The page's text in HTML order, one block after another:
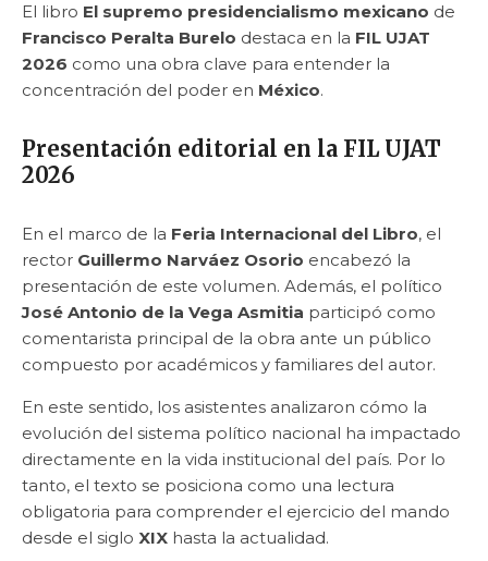
El libro El supremo presidencialismo mexicano de
Francisco Peralta Burelo destaca en la FIL UJAT
2026 como una obra clave para entender la
concentración del poder en México.
Presentación editorial en la FIL UJAT
2026
En el marco de la Feria Internacional del Libro, el
rector Guillermo Narváez Osorio encabezó la
presentación de este volumen. Además, el político
José Antonio de la Vega Asmitia participó como
comentarista principal de la obra ante un público
compuesto por académicos y familiares del autor.
En este sentido, los asistentes analizaron cómo la
evolución del sistema político nacional ha impactado
directamente en la vida institucional del país. Por lo
tanto, el texto se posiciona como una lectura
obligatoria para comprender el ejercicio del mando
desde el siglo XIX hasta la actualidad.